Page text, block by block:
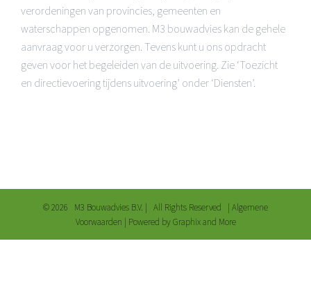
verordeningen van provincies, gemeenten en
waterschappen opgenomen. M3 bouwadvies kan de gehele
aanvraag voor u verzorgen. Tevens kunt u ons opdracht
geven voor het begeleiden van de uitvoering. Zie ‘Toezicht
en directievoering tijdens uitvoering’ onder ‘Diensten’.
©2026 M3 Bouwadvies B.V. | All Rights Reserved | Algemene
Voorwaarden | Powered byGraphix and More